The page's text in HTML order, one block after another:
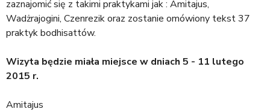
a
j
zaznajomić się z takimi praktykami jak : Amitajus,
Wadżrajogini, Czenrezik oraz zostanie omówiony tekst 37
praktyk bodhisattów.
Wizyta będzie miała miejsce w dniach 5 - 11 lutego
2015 r.
Amitajus